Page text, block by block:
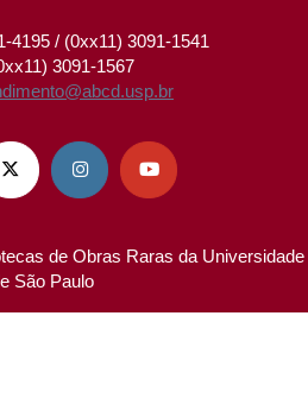
4195 / (0xx11) 3091-1541
3091-1567
  
de Obras Raras da Universidade
São Paulo